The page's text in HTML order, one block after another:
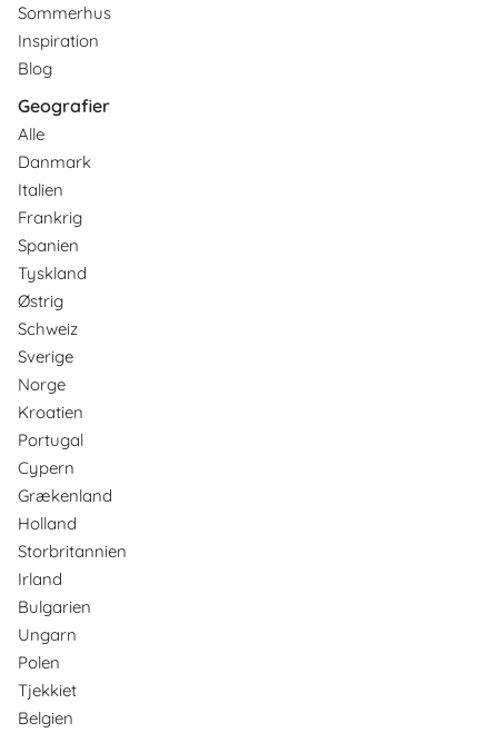
Sommerhus
Inspiration
Blog
Geografier
Alle
Danmark
Italien
Frankrig
Spanien
Tyskland
Østrig
Schweiz
Sverige
Norge
Kroatien
Portugal
Cypern
Grækenland
Holland
Storbritannien
Irland
Bulgarien
Ungarn
Polen
Tjekkiet
Belgien